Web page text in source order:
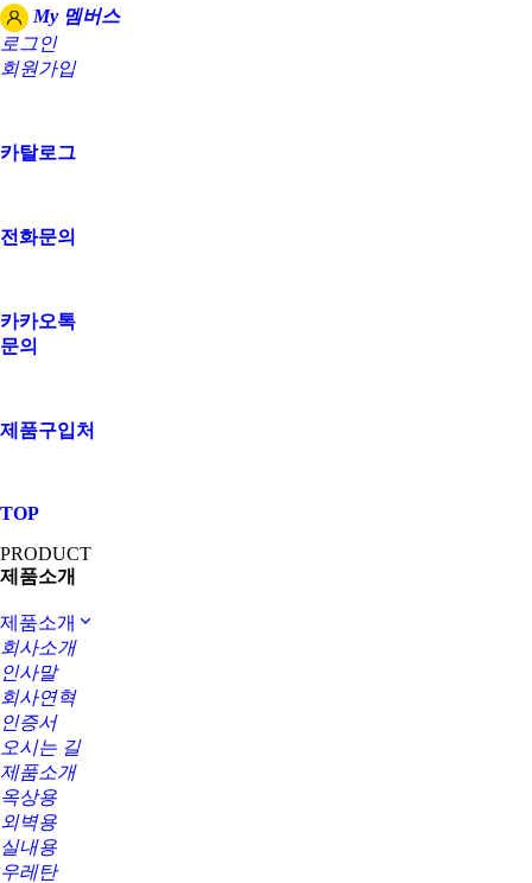
My 멤버스
로그인
회원가입
카탈로그
전화문의
카카오톡
문의
제품구입처
TOP
PRODUCT
제품소개
제품소개
회사소개
인사말
회사연혁
인증서
오시는 길
제품소개
옥상용
외벽용
실내용
우레탄